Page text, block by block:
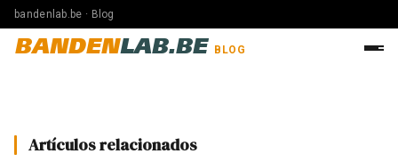
bandenlab.be · Blog
BANDENLAB.BE BLOG
Artículos relacionados